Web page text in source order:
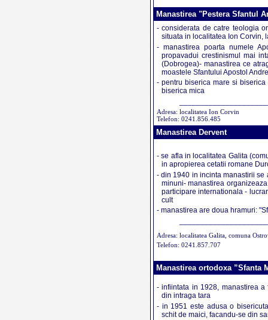
Manastirea "Pestera Sfantul
- considerata de catre teologia
situata in localitatea Ion Corvin,
- manastirea poarta numele
propavadui crestinismul mai
(Dobrogea)- manastirea ce
moastele Sfantului Apostol
- pentru biserica mare si
biserica mica
Adresa: localitatea Ion Corvin
Telefon: 0241.856.485
Manastirea Dervent
- se afla in localitatea Galita
in apropierea cetatii romane
- din 1940 in incinta manastirii se
minuni- manastirea
participare internationala -
cult
- manastirea are doua hramuri:
Adresa: localitatea Galita, comuna
Telefon: 0241.857.707
Manastirea ortodoxa ”Sfanta
- infiintata in 1928, manastirea
din intraga tara
- in 1951 este adusa o
schit de maici, facandu-se din